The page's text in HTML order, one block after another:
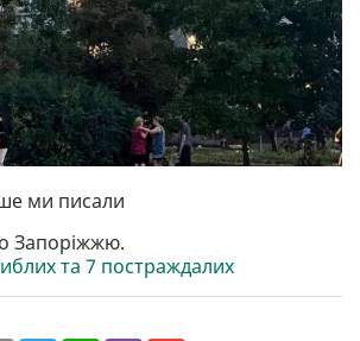
ми писали
Запоріжжю.
та 7 постраждалих